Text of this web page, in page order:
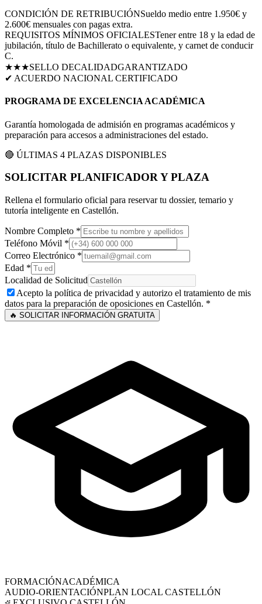
CONDICIÓN DE RETRIBUCIÓNSueldo medio entre 1.950€ y
2.600€ mensuales con pagas extra.
REQUISITOS MÍNIMOS OFICIALESTener entre 18 y la edad de
jubilación, título de Bachillerato o equivalente, y carnet de conducir
C.
★★★SELLO DECALIDADGARANTIZADO
✔ ACUERDO NACIONAL CERTIFICADO
PROGRAMA DE EXCELENCIA ACADÉMICA
Garantía homologada de admisión en programas académicos y
preparación para accesos a administraciones del estado.
🔴 ÚLTIMAS 4 PLAZAS DISPONIBLES
SOLICITAR PLANIFICADOR Y PLAZA
Rellena el formulario oficial para reservar tu dossier, temario y
tutoría inteligente en Castellón.
Nombre Completo *
Teléfono Móvil *
Correo Electrónico *
Edad *
Localidad de Solicitud
Acepto la política de privacidad y autorizo el tratamiento de mis
datos para la preparación de oposiciones en Castellón. *
🔥 SOLICITAR INFORMACIÓN GRATUITA
FORMACIÓNACADÉMICA
AUDIO-ORIENTACIÓNPLAN LOCAL CASTELLÓN